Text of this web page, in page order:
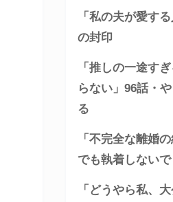
「私の夫が愛す
の封印
「推しの一途す
らない」96話・
る
「不完全な離婚
でも執着しない
「どうやら私、